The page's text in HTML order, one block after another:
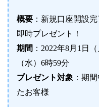
概要 ：新規口座開設
即時プレゼント！
期間 ：2022年8月1日
（水）6時59分
プレゼント対象 ：期
たお客様